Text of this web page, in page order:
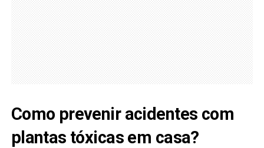
Como prevenir acidentes com
plantas tóxicas em casa?